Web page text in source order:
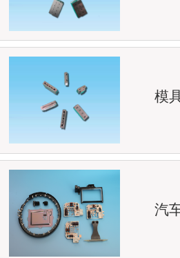
模
汽